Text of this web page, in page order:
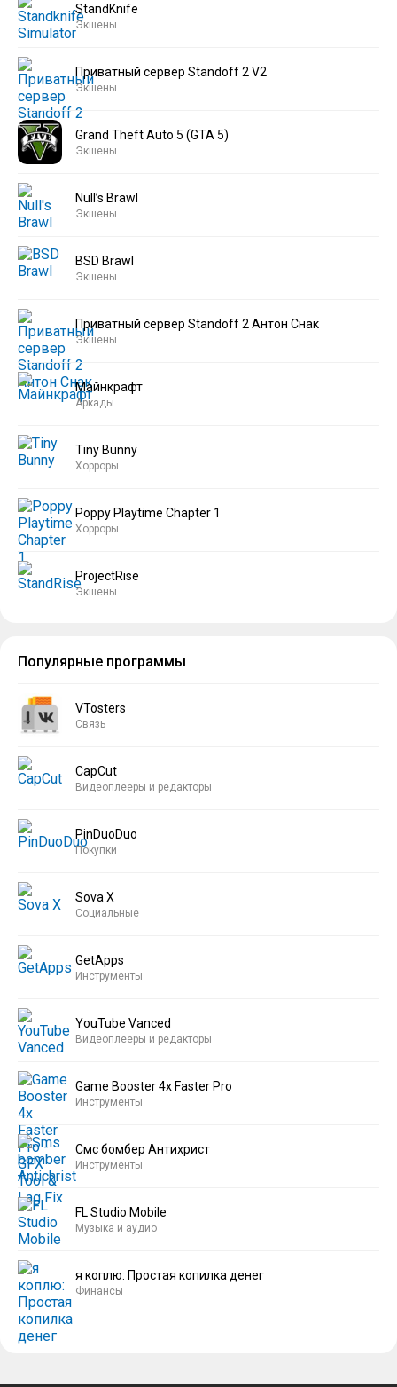
StandKnife
Экшены
Приватный сервер Standoff 2 V2
Экшены
Grand Theft Auto 5 (GTA 5)
Экшены
Null’s Brawl
Экшены
BSD Brawl
Экшены
Приватный сервер Standoff 2 Антон Снак
Экшены
Майнкрафт
Аркады
Tiny Bunny
Хорроры
Poppy Playtime Chapter 1
Хорроры
ProjectRise
Экшены
Популярные программы
VTosters
Связь
CapCut
Видеоплееры и редакторы
PinDuoDuo
Покупки
Sova X
Социальные
GetApps
Инструменты
YouTube Vanced
Видеоплееры и редакторы
Game Booster 4x Faster Pro
Инструменты
Смс бомбер Антихрист
Инструменты
FL Studio Mobile
Музыка и аудио
я коплю: Простая копилка денег
Финансы